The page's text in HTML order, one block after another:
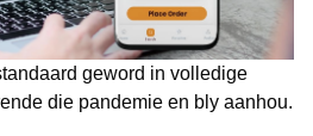
geword in volledige
die pandemie en bly aanhou.